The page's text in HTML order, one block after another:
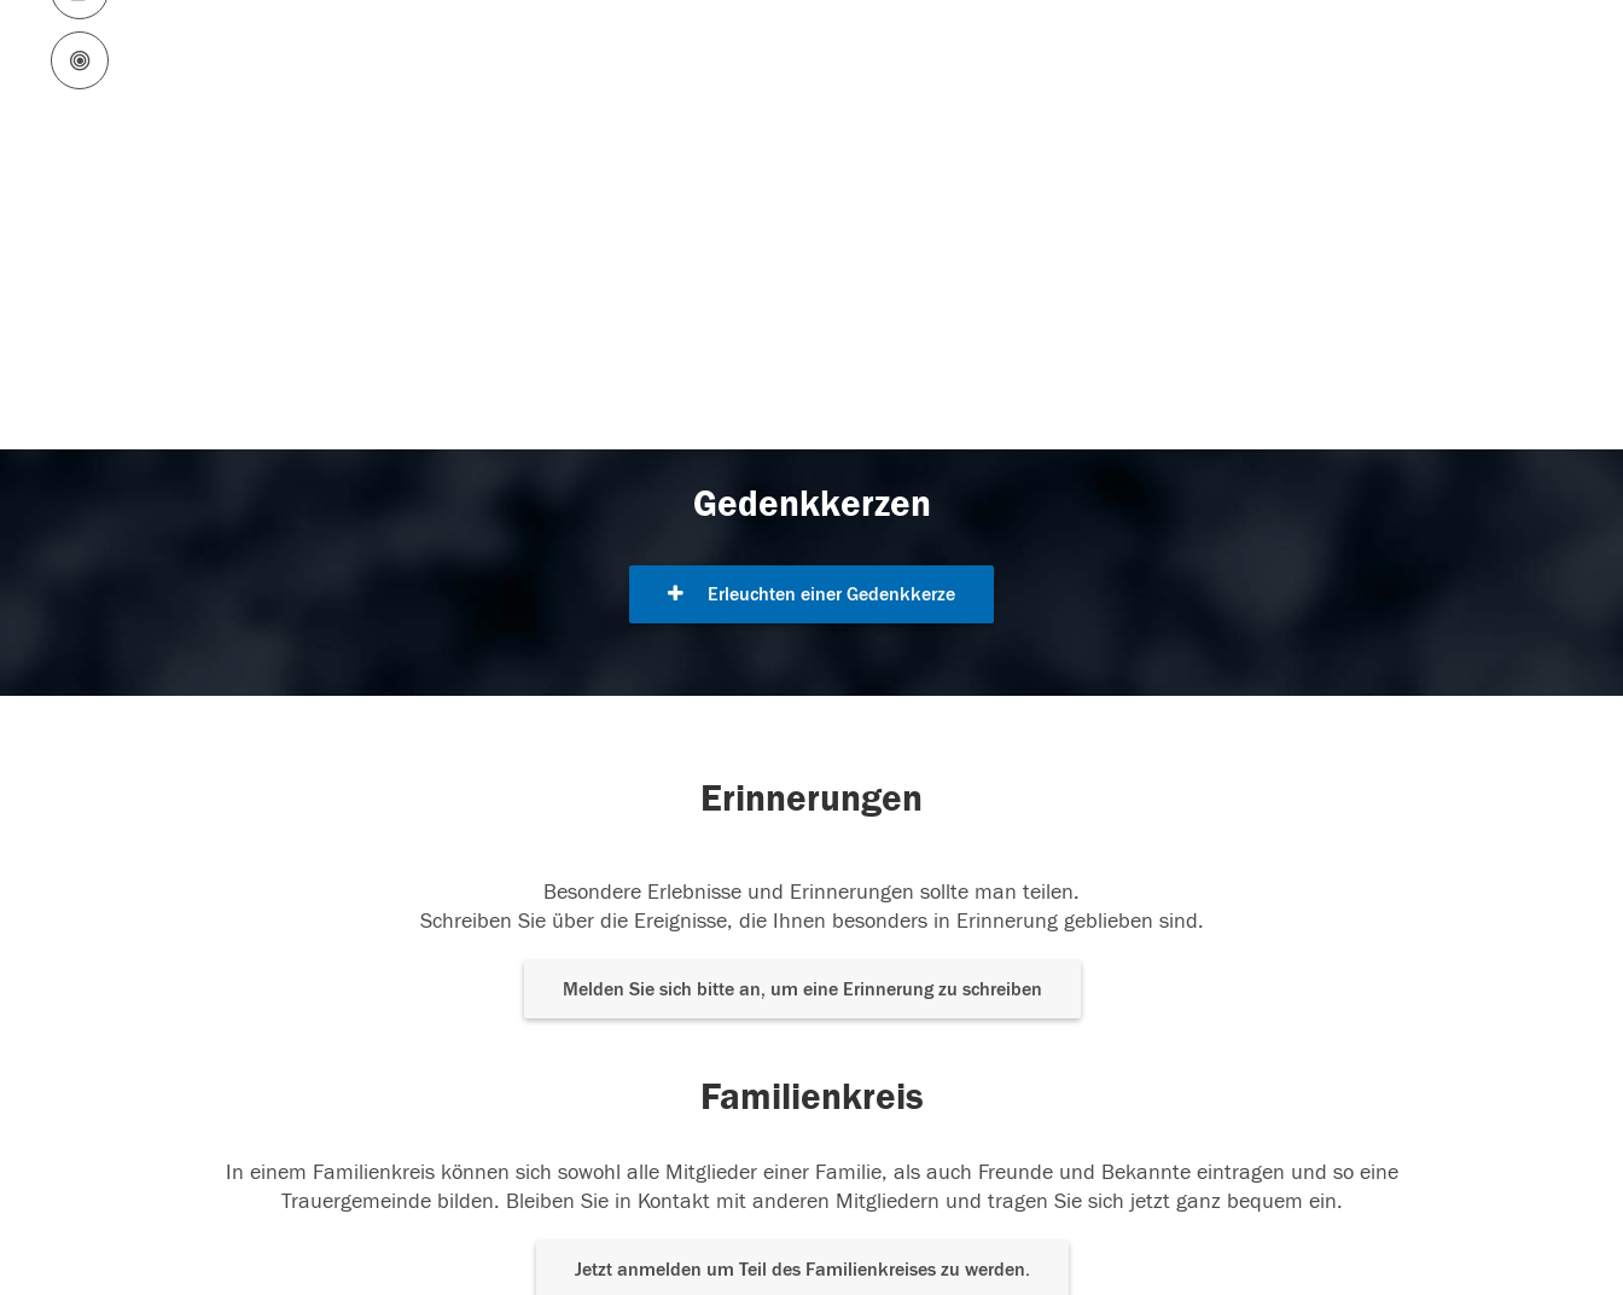
Gedenkkerzen
Erleuchten einer Gedenkkerze
Erinnerungen
Besondere Erlebnisse und Erinnerungen sollte man teilen.
Schreiben Sie über die Ereignisse, die Ihnen besonders in Erinnerung geblieben sind.
Melden Sie sich bitte an, um eine Erinnerung zu schreiben
Familienkreis
In einem Familienkreis können sich sowohl alle Mitglieder einer Familie, als auch Freunde und Bekannte eintragen und so eine
Trauergemeinde bilden. Bleiben Sie in Kontakt mit anderen Mitgliedern und tragen Sie sich jetzt ganz bequem ein.
Jetzt anmelden um Teil des Familienkreises zu werden.